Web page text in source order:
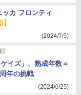
カ フロンティ
(2024/7/5)
イズ」、熟成年数＝
年の挑戦
(2024/6/25)